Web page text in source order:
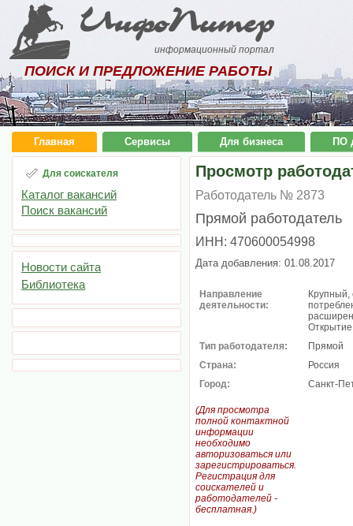
ИнфоПитер
информационный портал
ПОИСК И ПРЕДЛОЖЕНИЕ РАБОТЫ
Главная Сервисы Для бизнеса ПО
Для соискателя
Каталог вакансий
Поиск вакансий
Новости сайта
Библиотека
Просмотр
Работодатель № 2873
Прямой работодатель
ИНН: 470600054998
Дата добавления: 01.08.2017
Направление
деятельности:
Крупный,
Тип работодателя:
Прямой
Страна:
Россия
Город:
Санкт-
(Для просмотра
полной контактной
информации
необходимо
авторизоваться или
зарегистрироваться.
Регистрация для
соискателей и
работодателей -
бесплатная.)